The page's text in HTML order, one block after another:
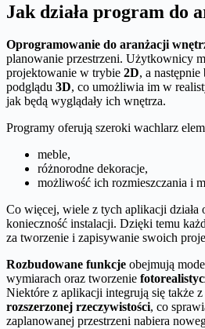
Jak działa program do
Oprogramowanie do aranżacji
planowanie przestrzeni. Użytkownicy
projektowanie w trybie 2D, a
podglądu 3D, co umożliwia im w
jak będą wyglądały ich wnętrza.
Programy oferują szeroki wachlarz
meble,
różnorodne dekoracje,
możliwość ich rozmieszczania i
Co więcej, wiele z tych aplikacji działa
konieczność instalacji. Dzięki temu
za tworzenie i zapisywanie swoich
Rozbudowane funkcje obejmują
wymiarach oraz tworzenie
Niektóre z aplikacji integrują się także
rozszerzonej rzeczywistości, co
zaplanowanej przestrzeni nabiera